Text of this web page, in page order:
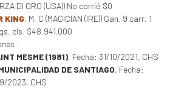
DI ORO (USA)) No corrió $0
KING, M, C (MAGICIAN (IRE)) Gan. 9 carr. 1
cls. $48.941.000
:
MESME (1981), Fecha: 31/10/2021, CHS
DE SANTIAGO, Fecha:
2023, CHS